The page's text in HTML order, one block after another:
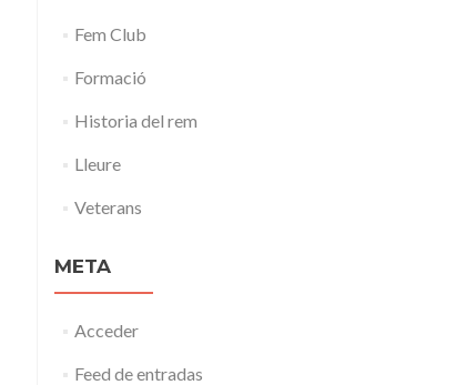
Fem Club
Formació
Historia del rem
Lleure
Veterans
META
Acceder
Feed de entradas